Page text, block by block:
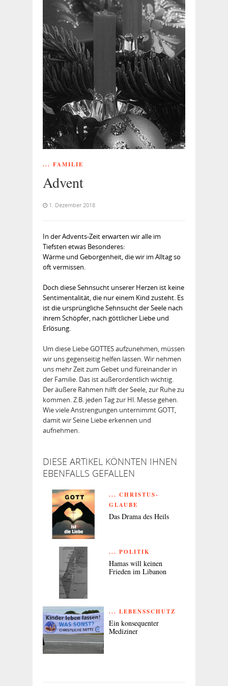
... FAMILIE
Advent
1. Dezember 2018
In der Advents-Zeit erwarten wir alle im
Tiefsten etwas Besonderes:
Wärme und Geborgenheit, die wir im Alltag so
oft vermissen.
Doch diese Sehnsucht unserer Herzen ist keine
Sentimentalität, die nur einem Kind zusteht. Es
ist die ursprüngliche Sehnsucht der Seele nach
ihrem Schöpfer, nach göttlicher Liebe und
Erlösung.
Um diese Liebe GOTTES aufzunehmen, müssen
wir uns gegenseitig helfen lassen. Wir nehmen
uns mehr Zeit zum Gebet und füreinander in
der Familie. Das ist außerordentlich wichtig.
Der äußere Rahmen hilft der Seele, zur Ruhe zu
kommen. Z.B. jeden Tag zur Hl. Messe gehen.
Wie viele Anstrengungen unternimmt GOTT,
damit wir Seine Liebe erkennen und
aufnehmen.
DIESE ARTIKEL KÖNNTEN IHNEN
EBENFALLS GEFALLEN
... CHRISTUS-
GLAUBE
Das Drama des Heils
... POLITIK
Hamas will keinen
Frieden im Libanon
... LEBENSSCHUTZ
Ein konsequenter
Mediziner